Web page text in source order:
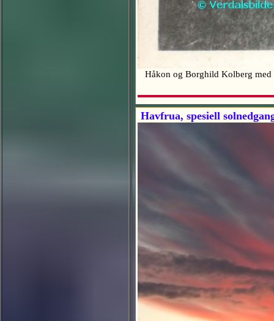
Håkon og Borghild Kolberg
Havfrua, spesiell